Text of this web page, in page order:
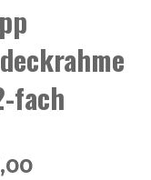
fach